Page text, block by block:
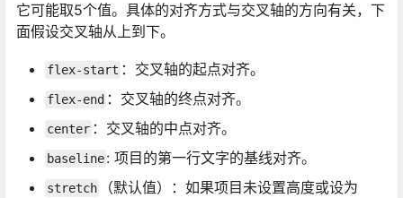
它可能取5个值。具体的对齐方式与交叉轴的方向有关，下
面假设交叉轴从上到下。
flex-start ：交叉轴的起点对齐。
flex-end ：交叉轴的终点对齐。
center ：交叉轴的中点对齐。
baseline: 项目的第一行文字的基线对齐。
stretch
（默认值）：如果项目未设置高度或设为